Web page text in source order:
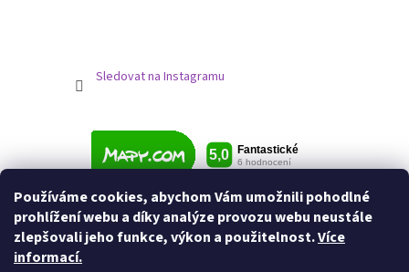
Používáme cookies, abychom Vám umožnili pohodlné
prohlížení webu a díky analýze provozu webu neustále
zlepšovali jeho funkce, výkon a použitelnost.Více
informací.
Sledovat na Instagramu